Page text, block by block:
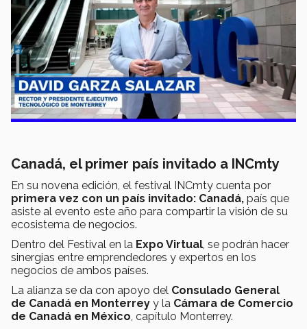
Canadá, el primer país invitado a INCmty
En su novena edición, el festival INCmty cuenta por
primera vez con un país invitado: Canadá, país que
asiste al evento este año para compartir la visión de su
ecosistema de negocios.
Dentro del Festival en la Expo Virtual, se podrán hacer
sinergias entre emprendedores y expertos en los
negocios de ambos países.
La alianza se da con apoyo del Consulado General
de Canadá en Monterrey y la Cámara de Comercio
de Canadá en México, capítulo Monterrey.